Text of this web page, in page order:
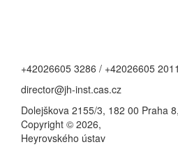
+42026605 3286 / +42026605 2011
director@jh-inst.cas.cz
Dolejškova 2155/3, 182 00 Praha
Copyright © 2026,
Heyrovského ústav